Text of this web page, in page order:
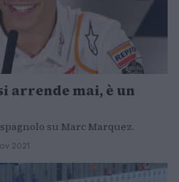
arrende mai, è un
su Marc Marquez.
2021